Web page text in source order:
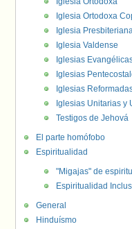
Iglesia Ortodoxa
Iglesia
Iglesia Valdense
Iglesias
Iglesias
Iglesias
Iglesias Unitarias y
Testigos de Jehová
El parte homófobo
Espiritualidad
"Migajas" de
Espiritualidad
General
Hinduísmo